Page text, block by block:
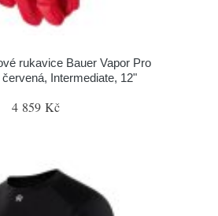
rukavice Bauer Vapor Pro
červená, Intermediate, 12"
4 859 Kč